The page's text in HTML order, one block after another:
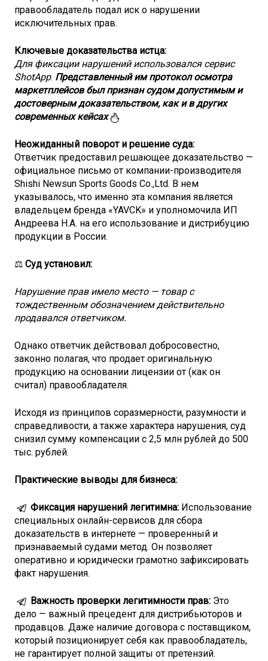
правообладатель подал иск о нарушении
исключительных прав.
Ключевые доказательства истца:
Для фиксации нарушений использовался сервис
ShotApp. Представленный им протокол осмотра
маркетплейсов был признан судом допустимым и
достоверным доказательством, как и в других
современных кейсах
Неожиданный поворот и решение суда:
Ответчик предоставил решающее доказательство —
официальное письмо от компании-производителя
Shishi Newsun Sports Goods Co.,Ltd. В нем
указывалось, что именно эта компания является
владельцем бренда «YAVCK» и уполномочила ИП
Андреева Н.А. на его использование и дистрибуцию
продукции в России.
⚖️ Суд установил:
Нарушение прав имело место — товар с
тождественным обозначением действительно
продавался ответчиком.
Однако ответчик действовал добросовестно,
законно полагая, что продает оригинальную
продукцию на основании лицензии от (как он
считал) правообладателя.
Исходя из принципов соразмерности, разумности и
справедливости, а также характера нарушения, суд
снизил сумму компенсации с 2,5 млн рублей до 500
тыс. рублей.
Практические выводы для бизнеса:
Фиксация нарушений легитимна: Использование
специальных онлайн-сервисов для сбора
доказательств в интернете — проверенный и
признаваемый судами метод. Он позволяет
оперативно и юридически грамотно зафиксировать
факт нарушения.
Важность проверки легитимности прав: Это
дело — важный прецедент для дистрибьюторов и
продавцов. Даже наличие договора с поставщиком,
который позиционирует себя как правообладатель,
не гарантирует полной защиты от претензий.